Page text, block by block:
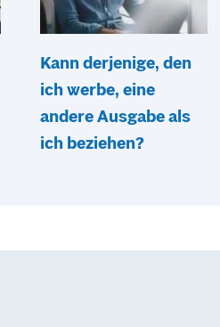
Kann derjenige, den
ich werbe, eine
andere Ausgabe als
ich beziehen?